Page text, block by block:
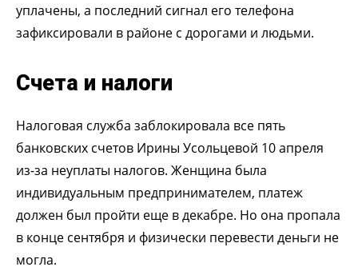
уплачены, а последний сигнал его телефона
зафиксировали в районе с дорогами и людьми.
Счета и налоги
Налоговая служба заблокировала все пять
банковских счетов Ирины Усольцевой 10 апреля
из-за неуплаты налогов. Женщина была
индивидуальным предпринимателем, платеж
должен был пройти еще в декабре. Но она пропала
в конце сентября и физически перевести деньги не
могла.